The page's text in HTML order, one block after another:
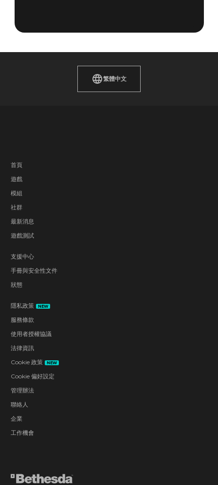
繁體中文
首頁
遊戲
模組
社群
最新消息
遊戲測試
支援中心
手冊與安全性文件
狀態
隱私政策 NEW
服務條款
使用者授權協議
法律資訊
Cookie 政策
NEW
Cookie 偏好設定
管理辦法
聯絡人
企業
工作機會